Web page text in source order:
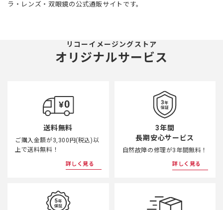
ラ・レンズ・双眼鏡の公式通販サイトです。
リコーイメージングストア
オリジナルサービス
送料無料
ご購入金額が3,300円(税込)以
上で送料無料！
詳しく見る
3年間
長期安心サービス
自然故障の修理が3年間無料！
詳しく見る